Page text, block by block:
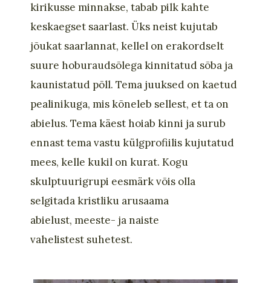
kirikusse minnakse, tabab pilk kahte
keskaegset saarlast. Üks neist kujutab
jõukat saarlannat, kellel on erakordselt
suure hoburaudsõlega kinnitatud sõba ja
kaunistatud põll. Tema juuksed on kaetud
pealinikuga, mis kõneleb sellest, et ta on
abielus. Tema käest hoiab kinni ja surub
ennast tema vastu külgprofiilis kujutatud
mees, kelle kukil on kurat. Kogu
skulptuurigrupi eesmärk võis olla
selgitada kristliku arusaama
abielust, meeste- ja naiste
vahelistest suhetest.